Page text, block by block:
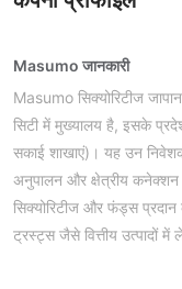
Masumo जानकारी
Masumo सिक्योरिटीज
सिटी में मुख्यालय है, इसके
सकाई शाखाएं)। यह उन
अनुपालन और क्षेत्रीय कनेक्शन
सिक्योरिटीज और फंड्स प्रदान
ट्रस्ट्स जैसे वित्तीय उत्पादों